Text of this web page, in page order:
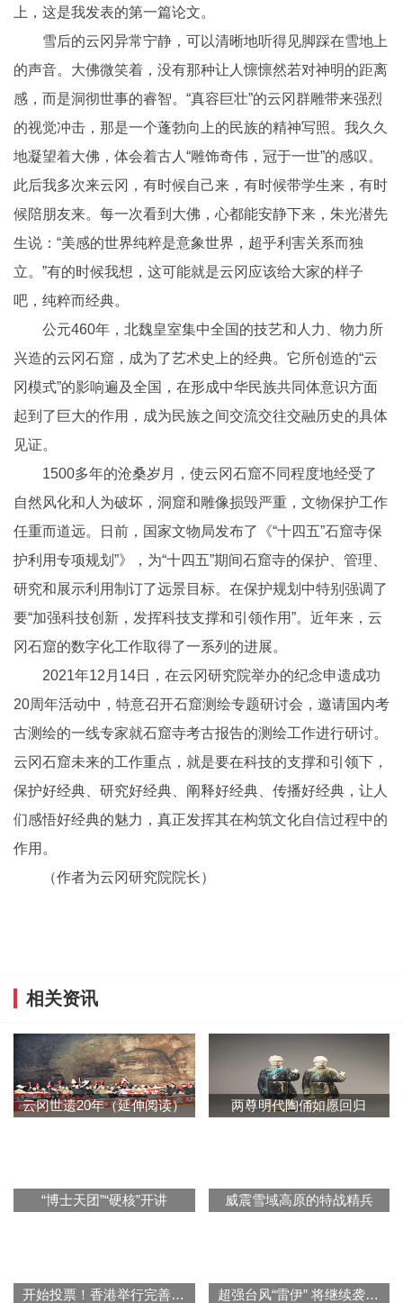
上，这是我发表的第一篇论文。
雪后的云冈异常宁静，可以清晰地听得见脚踩在雪地上
的声音。大佛微笑着，没有那种让人懔懔然若对神明的距离
感，而是洞彻世事的睿智。“真容巨壮”的云冈群雕带来强烈
的视觉冲击，那是一个蓬勃向上的民族的精神写照。我久久
地凝望着大佛，体会着古人“雕饰奇伟，冠于一世”的感叹。
此后我多次来云冈，有时候自己来，有时候带学生来，有时
候陪朋友来。每一次看到大佛，心都能安静下来，朱光潜先
生说：“美感的世界纯粹是意象世界，超乎利害关系而独
立。”有的时候我想，这可能就是云冈应该给大家的样子
吧，纯粹而经典。
公元460年，北魏皇室集中全国的技艺和人力、物力所
兴造的云冈石窟，成为了艺术史上的经典。它所创造的“云
冈模式”的影响遍及全国，在形成中华民族共同体意识方面
起到了巨大的作用，成为民族之间交流交往交融历史的具体
见证。
1500多年的沧桑岁月，使云冈石窟不同程度地经受了
自然风化和人为破坏，洞窟和雕像损毁严重，文物保护工作
任重而道远。日前，国家文物局发布了《“十四五”石窟寺保
护利用专项规划”》，为“十四五”期间石窟寺的保护、管理、
研究和展示利用制订了远景目标。在保护规划中特别强调了
要“加强科技创新，发挥科技支撑和引领作用”。近年来，云
冈石窟的数字化工作取得了一系列的进展。
2021年12月14日，在云冈研究院举办的纪念申遗成功
20周年活动中，特意召开石窟测绘专题研讨会，邀请国内考
古测绘的一线专家就石窟寺考古报告的测绘工作进行研讨。
云冈石窟未来的工作重点，就是要在科技的支撑和引领下，
保护好经典、研究好经典、阐释好经典、传播好经典，让人
们感悟好经典的魅力，真正发挥其在构筑文化自信过程中的
作用。
（作者为云冈研究院院长）
相关资讯
云冈世遗20年（延伸阅读） 两尊明代陶俑如愿回归
“博士天团”“硬核”开讲 威震雪域高原的特战精兵
开始投票！香港举行完善选举制度后首次立法会选举 超强台风“雷伊” 将继续袭击西沙、中沙群岛附近海域